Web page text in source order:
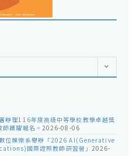
辦理116年度高級中等學校教學卓越獎
踴躍報名。 2026-08-06
位娛樂系舉辦「2026 AI(Generative
國際證照教師研習營」 2026-